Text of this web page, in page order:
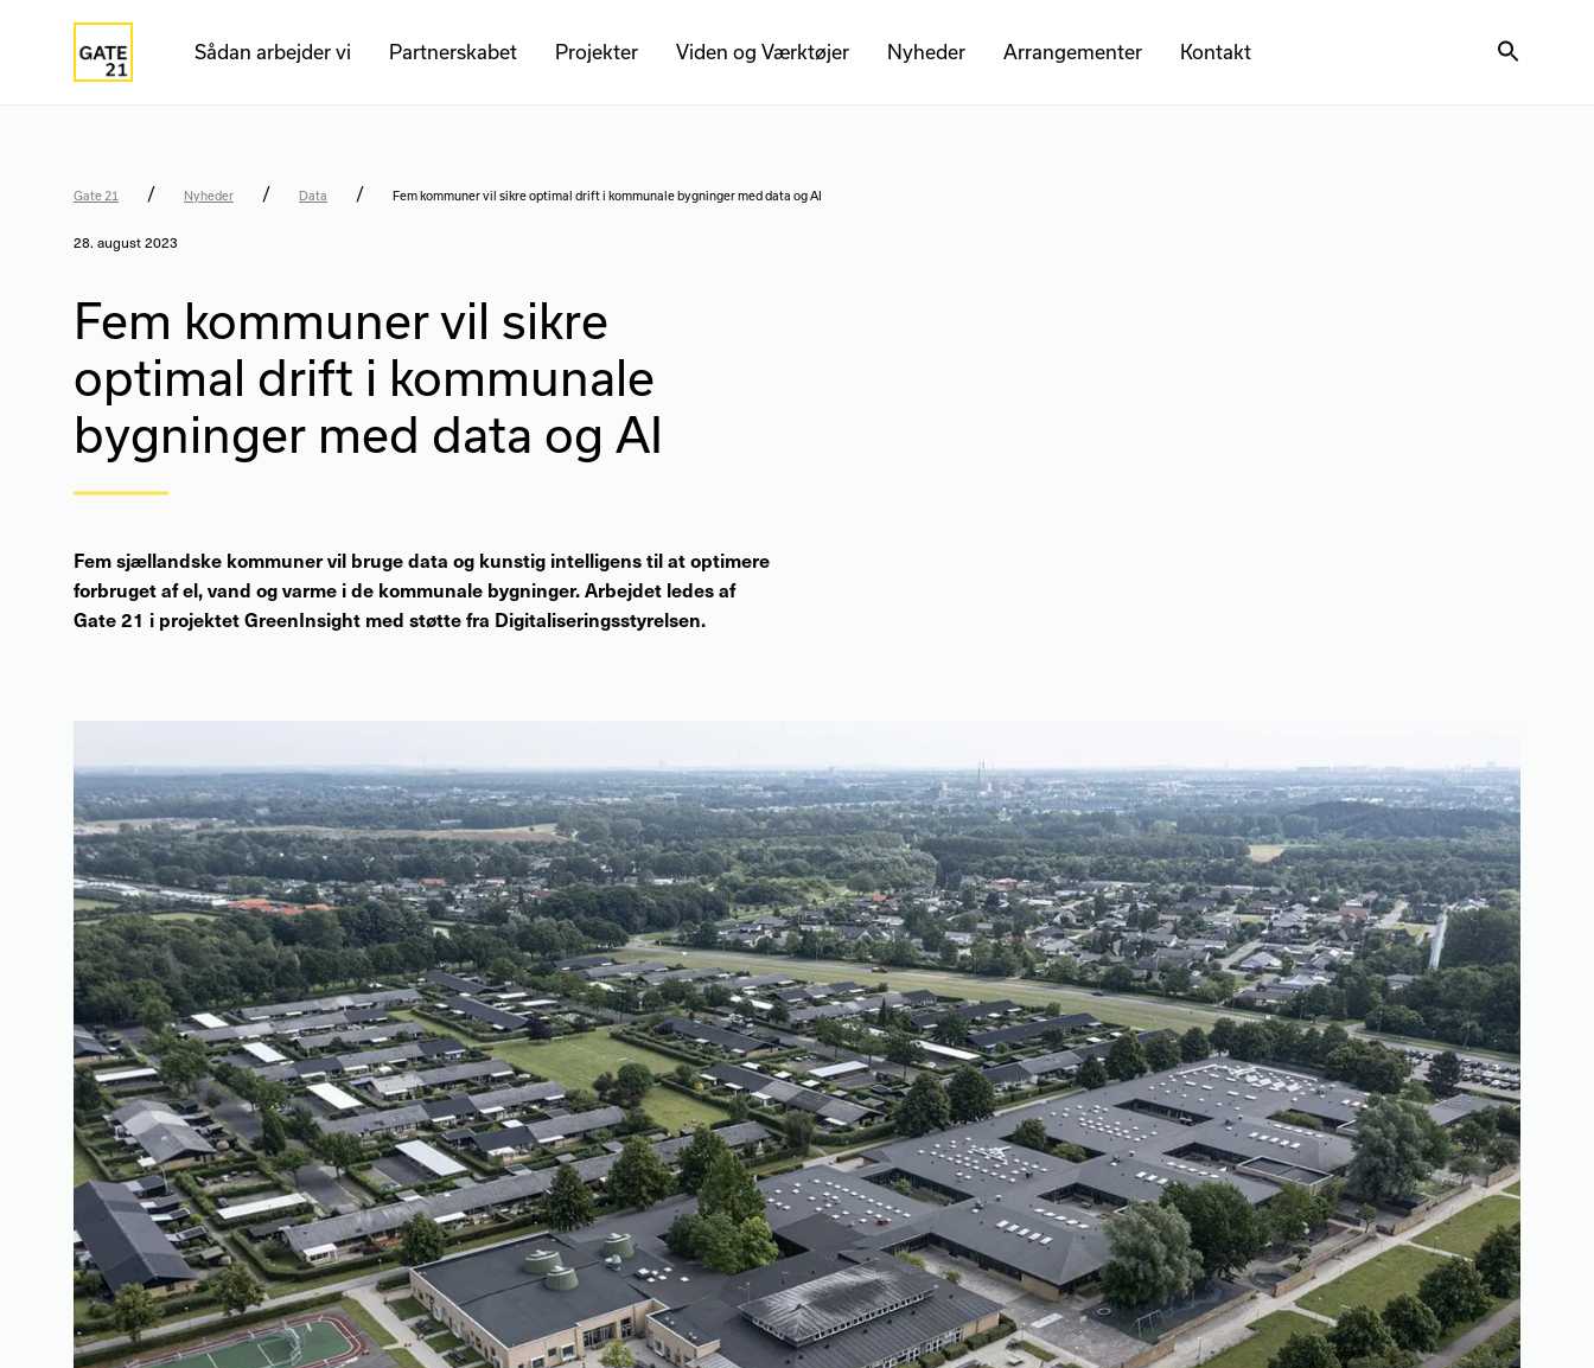
Sådan arbejder vi Partnerskabet Projekter Viden og Værktøjer Nyheder Arrangementer Kontakt
Gate 21 / Nyheder / Data / Fem kommuner vil sikre optimal drift i kommunale bygninger med data og AI
28. august 2023
Fem kommuner vil sikre
optimal drift i kommunale
bygninger med data og AI
Fem sjællandske kommuner vil bruge data og kunstig intelligens til at optimere
forbruget af el, vand og varme i de kommunale bygninger. Arbejdet ledes af
Gate 21 i projektet GreenInsight med støtte fra Digitaliseringsstyrelsen.